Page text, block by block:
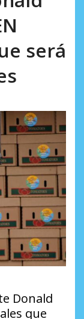
será
Donald
que